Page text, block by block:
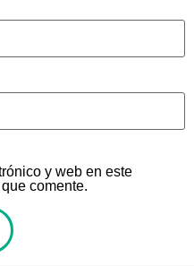
y web en este
comente.